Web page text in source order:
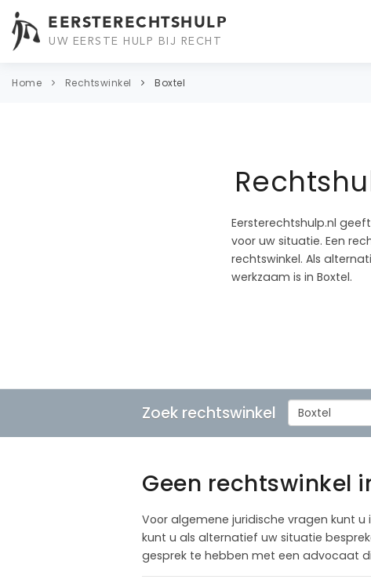
EERSTERECHTSHULP
UW EERSTE HULP BIJ RECHT
Home Rechtswinkel Boxtel
Eersterechtshulp.nl
voor uw situatie. Een
rechtswinkel. Als
werkzaam is in Boxtel.
Zoek rechtswinkel Boxtel
Geen rechtswinkel
Voor algemene juridische vragen kunt
kunt u als alternatief uw situatie
gesprek te hebben met een advocaat